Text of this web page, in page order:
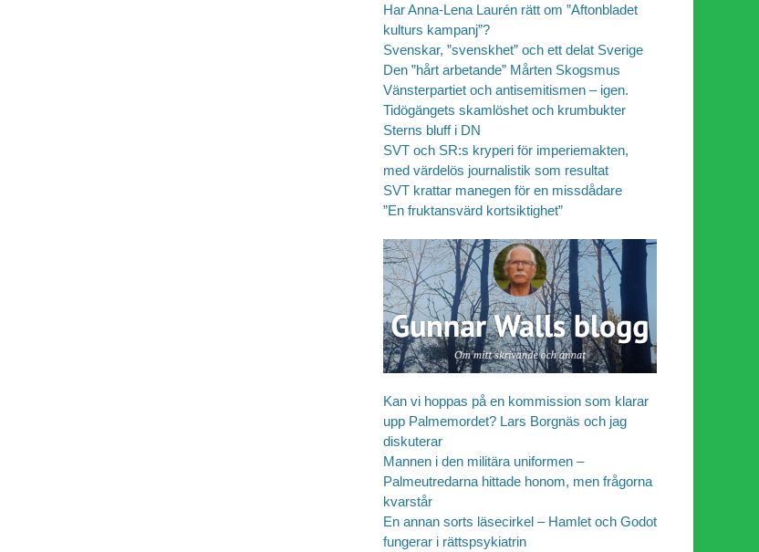
Har Anna-Lena Laurén rätt om ”Aftonbladet
kulturs kampanj”?
Svenskar, ”svenskhet” och ett delat Sverige
Den ”hårt arbetande” Mårten Skogsmus
Vänsterpartiet och antisemitismen – igen.
Tidögängets skamlöshet och krumbukter
Sterns bluff i DN
SVT och SR:s kryperi för imperiemakten,
med värdelös journalistik som resultat
SVT krattar manegen för en missdådare
”En fruktansvärd kortsiktighet”
Kan vi hoppas på en kommission som klarar
upp Palmemordet? Lars Borgnäs och jag
diskuterar
Mannen i den militära uniformen –
Palmeutredarna hittade honom, men frågorna
kvarstår
En annan sorts läsecirkel – Hamlet och Godot
fungerar i rättspsykiatrin